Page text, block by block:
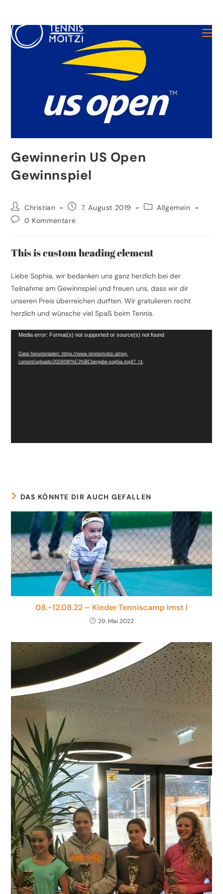
springen
Gewinnerin US Open
Gewinnspiel
Beitrags-
Autor:
Christian
Beitrag7. August 2019
Beitrags-
Allgemein
Beitrags-
0 Kommentare
This is custom heading element
Liebe Sophia, wir bedanken uns ganz herzlich bei der
Teilnahme am Gewinnspiel und freuen uns, dass wir dir
unseren Preis überreichen durften. Wir gratulieren recht
herzlich und wünsche viel Spaß beim Tennis.
Video-
Media error: Format(s) not supported or source(s) not found
Datei herunterladen: https://www.tennismoitzi.at/wp-
content/uploads/2019/09/%C3%BCbergabe-sophia.mp4?_=1
DAS KÖNNTE DIR AUCH GEFALLEN
08.-12.08.22 – Kinder Tenniscamp Imst I
29. Mai 2022